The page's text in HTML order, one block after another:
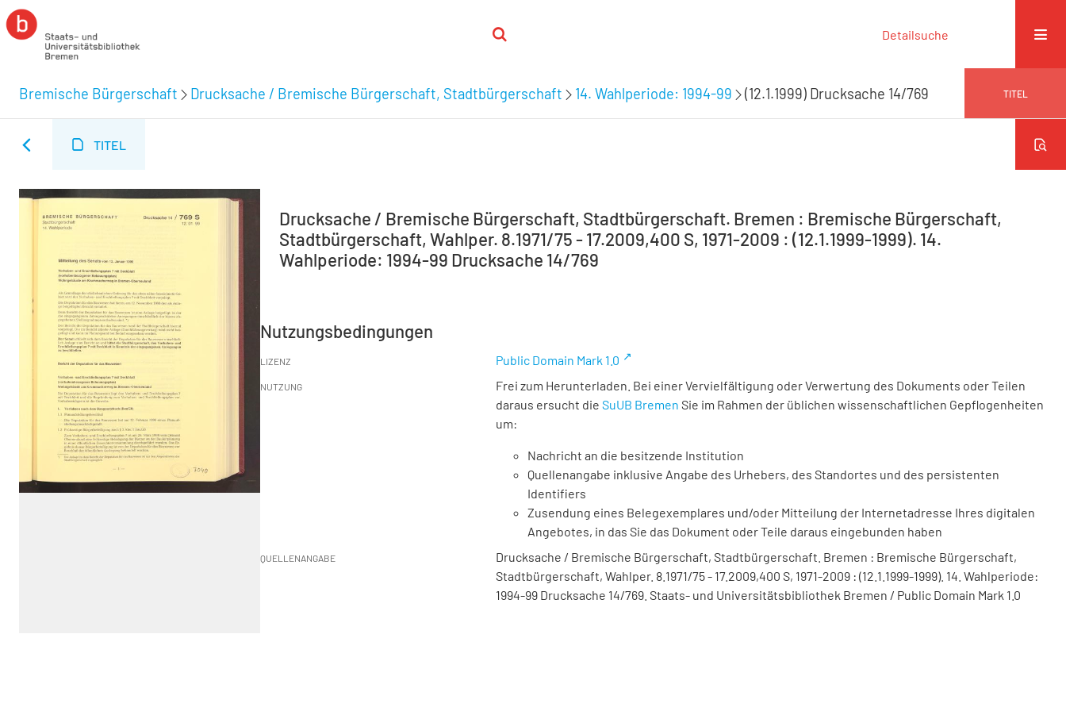
Detailsuche
Bremische Bürgerschaft Drucksache / Bremische Bürgerschaft, Stadtbürgerschaft 14. Wahlperiode: 1994-99 (12.1.1999) Drucksache 14/769 TITEL
TITEL
Drucksache / Bremische Bürgerschaft, Stadtbürgerschaft. Bremen : Bremische Bürgerschaft,
Stadtbürgerschaft, Wahlper. 8.1971/75 - 17.2009,400 S, 1971-2009 : (12.1.1999-1999). 14.
Wahlperiode: 1994-99 Drucksache 14/769
Nutzungsbedingungen
LIZENZ Public Domain Mark 1.0
NUTZUNG
Frei zum Herunterladen. Bei einer Vervielfältigung oder Verwertung des Dokuments oder Teilen
daraus ersucht die SuUB Bremen Sie im Rahmen der üblichen wissenschaftlichen Gepflogenheiten
um:
Nachricht an die besitzende Institution
Quellenangabe inklusive Angabe des Urhebers, des Standortes und des persistenten
Identifiers
Zusendung eines Belegexemplares und/oder Mitteilung der Internetadresse Ihres digitalen
Angebotes, in das Sie das Dokument oder Teile daraus eingebunden haben
QUELLENANGABE
Drucksache / Bremische Bürgerschaft, Stadtbürgerschaft. Bremen : Bremische Bürgerschaft,
Stadtbürgerschaft, Wahlper. 8.1971/75 - 17.2009,400 S, 1971-2009 : (12.1.1999-1999). 14. Wahlperiode:
1994-99 Drucksache 14/769. Staats- und Universitätsbibliothek Bremen / Public Domain Mark 1.0